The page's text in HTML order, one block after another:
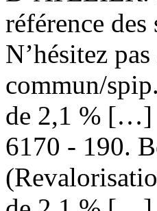
référence
N’hésitez
commun/
de 2,1 % […]
6170 - 190.